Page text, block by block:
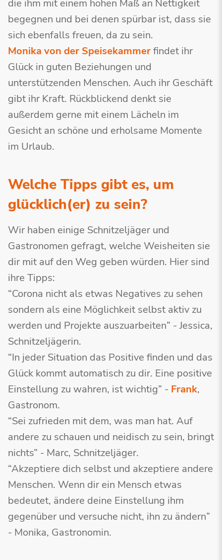
die ihm mit einem hohen Maß an Nettigkeit
begegnen und bei denen spürbar ist, dass sie
sich ebenfalls freuen, da zu sein.
Monika von der Speisekammerfindet ihr
Glück in guten Beziehungen und
unterstützenden Menschen. Auch ihr Geschäft
gibt ihr Kraft. Rückblickend denkt sie
außerdem gerne mit einem Lächeln im
Gesicht an schöne und erholsame Momente
im Urlaub.
Welche Tipps gibt es, um
glücklich(er) zu sein?
Wir haben einige Schnitzeljäger und
Gastronomen gefragt, welche Weisheiten sie
dir mit auf den Weg geben würden. Hier sind
ihre Tipps:
“Corona nicht als etwas Negatives zu sehen
sondern als eine Möglichkeit selbst aktiv zu
werden und Projekte auszuarbeiten” - Jessica,
Schnitzeljägerin.
“In jeder Situation das Positive finden und das
Glück kommt automatisch zu dir. Eine positive
Einstellung zu wahren, ist wichtig” - Frank,
Gastronom.
“Sei zufrieden mit dem, was man hat. Auf
andere zu schauen und neidisch zu sein, bringt
nichts” - Marc, Schnitzeljäger.
“Akzeptiere dich selbst und akzeptiere andere
Menschen. Wenn dir ein Mensch etwas
bedeutet, ändere deine Einstellung ihm
gegenüber und versuche nicht, ihn zu ändern”
- Monika, Gastronomin.